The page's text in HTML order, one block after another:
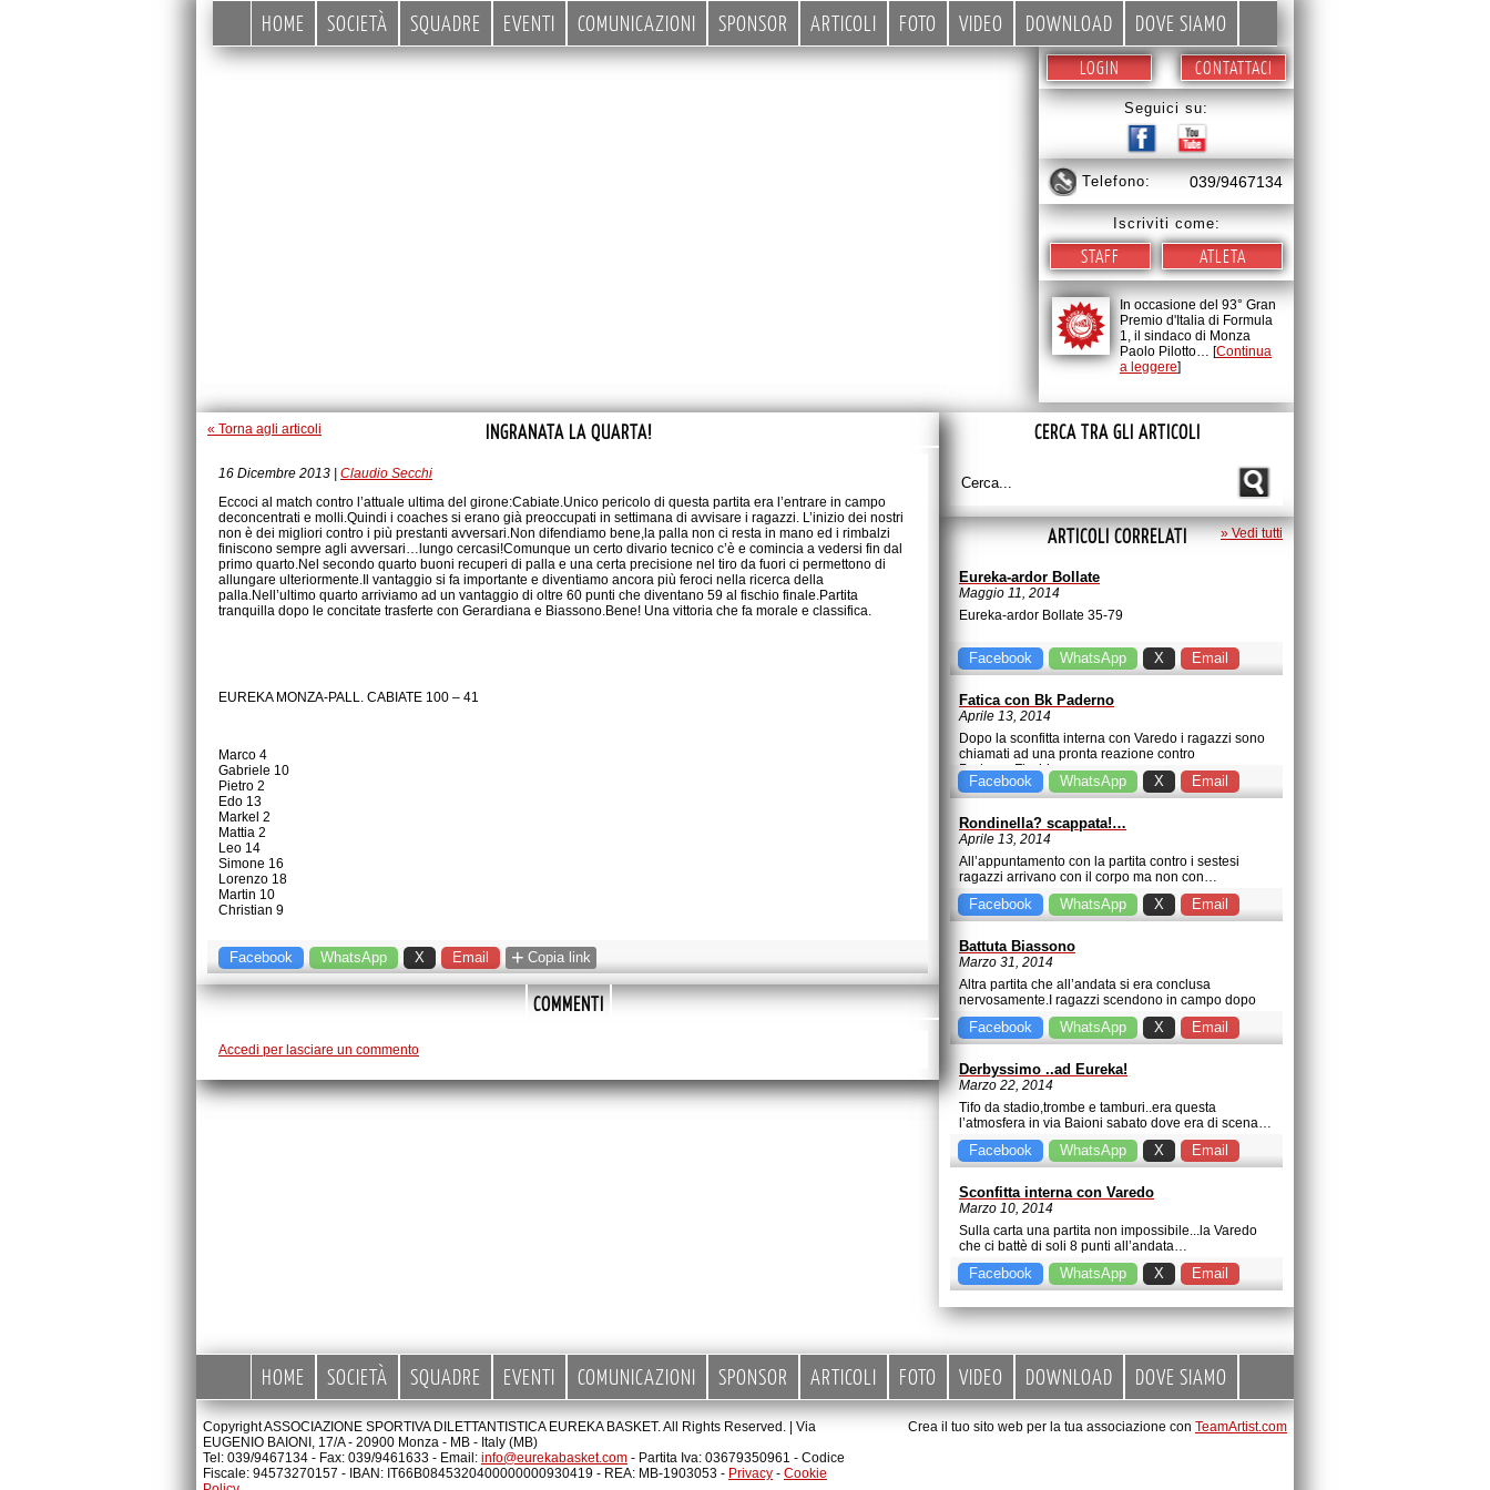
HOME SOCIETÀ SQUADRE EVENTI COMUNICAZIONI SPONSOR ARTICOLI FOTO VIDEO DOWNLOAD DOVE SIAMO
LOGIN CONTATTACI
Seguici su:
telefono: 039/9467134
Iscriviti come:
STAFF ATLETA
In occasione del 93° Gran
Premio d'Italia di Formula
1, il sindaco di Monza
Paolo Pilotto… [Continua
a leggere]
« Torna agli articoli INGRANATA LA QUARTA!
16 Dicembre 2013 | Claudio Secchi
Eccoci al match contro l’attuale ultima del girone:Cabiate.Unico pericolo di questa partita era l’entrare in campo
deconcentrati e molli.Quindi i coaches si erano già preoccupati in settimana di avvisare i ragazzi. L’inizio dei nostri
non è dei migliori contro i più prestanti avversari.Non difendiamo bene,la palla non ci resta in mano ed i rimbalzi
finiscono sempre agli avversari…lungo cercasi!Comunque un certo divario tecnico c’è e comincia a vedersi fin dal
primo quarto.Nel secondo quarto buoni recuperi di palla e una certa precisione nel tiro da fuori ci permettono di
allungare ulteriormente.Il vantaggio si fa importante e diventiamo ancora più feroci nella ricerca della
palla.Nell’ultimo quarto arriviamo ad un vantaggio di oltre 60 punti che diventano 59 al fischio finale.Partita
tranquilla dopo le concitate trasferte con Gerardiana e Biassono.Bene! Una vittoria che fa morale e classifica.
EUREKA MONZA-PALL. CABIATE 100 – 41
Marco 4
Gabriele 10
Pietro 2
Edo 13
Markel 2
Mattia 2
Leo 14
Simone 16
Lorenzo 18
Martin 10
Christian 9
Facebook WhatsApp X Email + Copia link
COMMENTI
Accedi per lasciare un commento
CERCA TRA GLI ARTICOLI
ARTICOLI CORRELATI » Vedi tutti
Eureka-ardor Bollate
Maggio 11, 2014
Eureka-ardor Bollate 35-79
Facebook WhatsApp X Email
Fatica con Bk Paderno
Aprile 13, 2014
Dopo la sconfitta interna con Varedo i ragazzi sono
chiamati ad una pronta reazione contro
Paderno.Fischio…
Facebook WhatsApp X Email
Rondinella? scappata!…
Aprile 13, 2014
All’appuntamento con la partita contro i sestesi
ragazzi arrivano con il corpo ma non con…
Facebook WhatsApp X Email
Battuta Biassono
Marzo 31, 2014
Altra partita che all’andata si era conclusa
nervosamente.I ragazzi scendono in campo dopo
aver…
Facebook WhatsApp X Email
Derbyssimo ..ad Eureka!
Marzo 22, 2014
Tifo da stadio,trombe e tamburi..era questa
l’atmosfera in via Baioni sabato dove era di scena…
Facebook WhatsApp X Email
Sconfitta interna con Varedo
Marzo 10, 2014
Sulla carta una partita non impossibile...la Varedo
che ci battè di soli 8 punti all’andata…
Facebook WhatsApp X Email
HOME SOCIETÀ SQUADRE EVENTI COMUNICAZIONI SPONSOR ARTICOLI FOTO VIDEO DOWNLOAD DOVE SIAMO
Copyright ASSOCIAZIONE SPORTIVA DILETTANTISTICA EUREKA BASKET. All Rights Reserved. | Via
EUGENIO BAIONI, 17/A - 20900 Monza - MB - Italy (MB)
Tel: 039/9467134 - Fax: 039/9461633 - Email: info@eurekabasket.com - Partita Iva: 03679350961 - Codice
Fiscale: 94573270157 - IBAN: IT66B0845320400000000930419 - REA: MB-1903053 - Privacy - Cookie
Crea il tuo sito web per la tua associazione con TeamArtist.com